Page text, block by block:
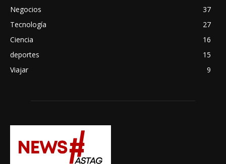
Negocios
37
Tecnología
27
Ciencia
16
deportes
15
Viajar
9